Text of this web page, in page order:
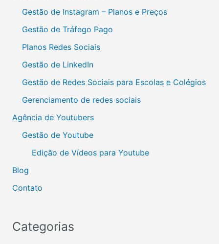
Gestão de Instagram – Planos e Preços
Gestão de Tráfego Pago
Planos Redes Sociais
Gestão de LinkedIn
Gestão de Redes Sociais para Escolas e Colégios
Gerenciamento de redes sociais
Agência de Youtubers
Gestão de Youtube
Edição de Vídeos para Youtube
Blog
Contato
Categorias